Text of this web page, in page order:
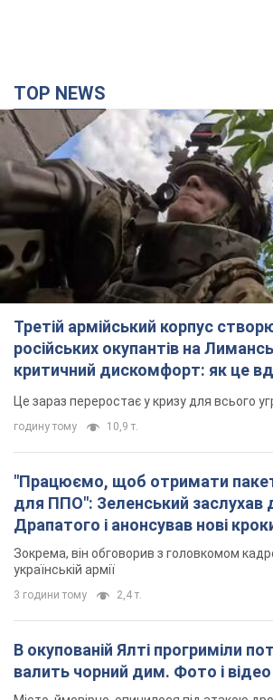
TOP NEWS
Третій армійський корпус
російських окупантів на
критичний дискомфорт: як це
Це зараз переростає у кризу для всього
годину тому 10,9 т.
"Працюємо, щоб отримати
для ППО": Зеленський заслухав
Драпатого і анонсував нові
Зокрема, він обговорив з головкомом
українській армії
3 години тому 2,4 т.
В окупованій Ялті прогриміли
валить чорний дим. Фото і відео